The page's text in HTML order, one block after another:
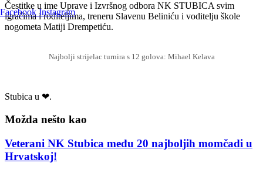
Facebook Instagram
Čestitke u ime Uprave i Izvršnog odbora NK STUBICA svim
igračima i roditeljima, treneru Slavenu Beliniću i voditelju škole
nogometa Matiji Drempetiću.
Najbolji strijelac turnira s 12 golova: Mihael Kelava
Stubica u ❤.
Možda nešto kao
Veterani NK Stubica među 20 najboljih momčadi u
Hrvatskoj!